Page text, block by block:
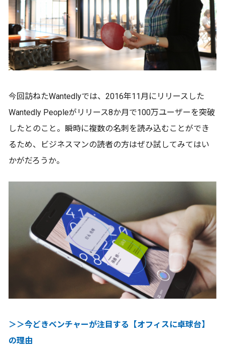
今回訪ねたWantedlyでは、2016年11月にリリースした
Wantedly Peopleがリリース8か月で100万ユーザーを突破
したとのこと。瞬時に複数の名刺を読み込むことができ
るため、ビジネスマンの読者の方はぜひ試してみてはい
かがだろうか。
＞＞今どきベンチャーが注目する【オフィスに卓球台】
の理由